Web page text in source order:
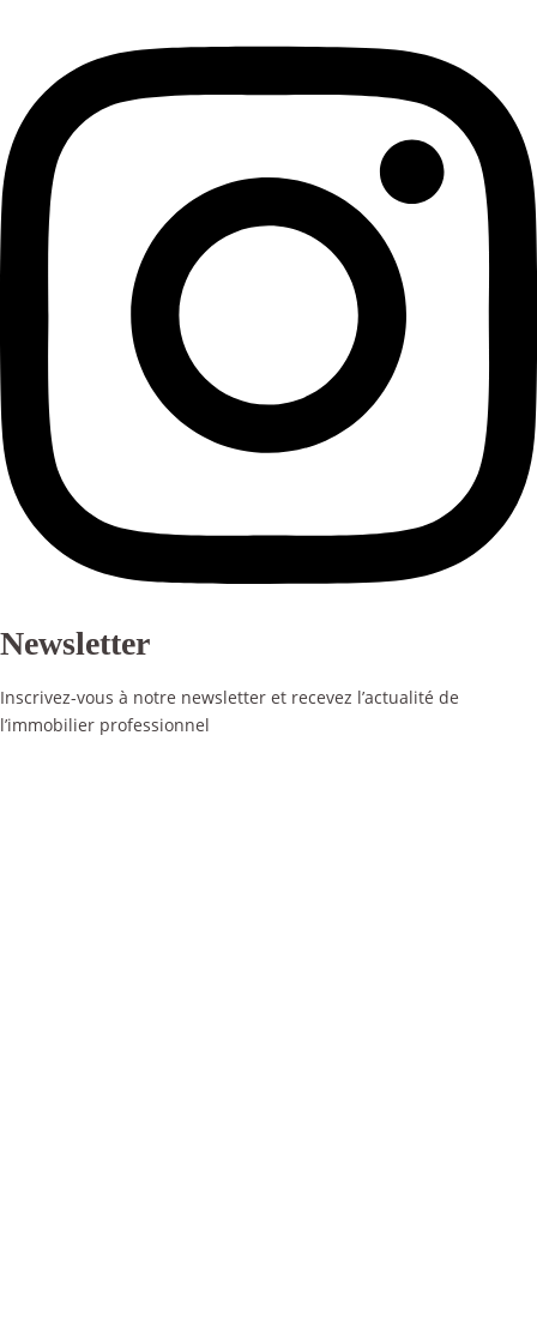
Newsletter
Inscrivez-vous à notre newsletter et recevez l’actualité de
l’immobilier professionnel